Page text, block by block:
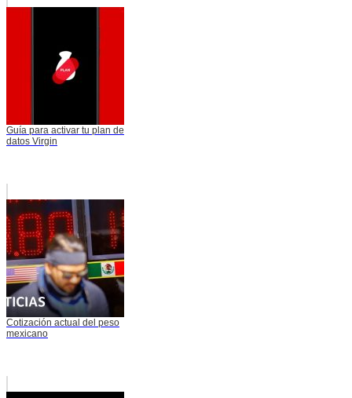
Guía para activar tu plan de
datos Virgin
Cotización actual del peso
mexicano